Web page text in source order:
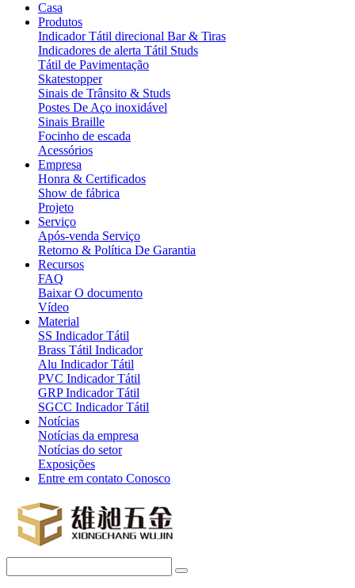
Casa
Produtos
Indicador Tátil direcional Bar & Tiras
Indicadores de alerta Tátil Studs
Tátil de Pavimentação
Skatestopper
Sinais de Trânsito & Studs
Postes De Aço inoxidável
Sinais Braille
Focinho de escada
Acessórios
Empresa
Honra & Certificados
Show de fábrica
Projeto
Serviço
Após-venda Serviço
Retorno & Política De Garantia
Recursos
FAQ
Baixar O documento
Vídeo
Material
SS Indicador Tátil
Brass Tátil Indicador
Alu Indicador Tátil
PVC Indicador Tátil
GRP Indicador Tátil
SGCC Indicador Tátil
Notícias
Notícias da empresa
Notícias do setor
Exposições
Entre em contato Conosco